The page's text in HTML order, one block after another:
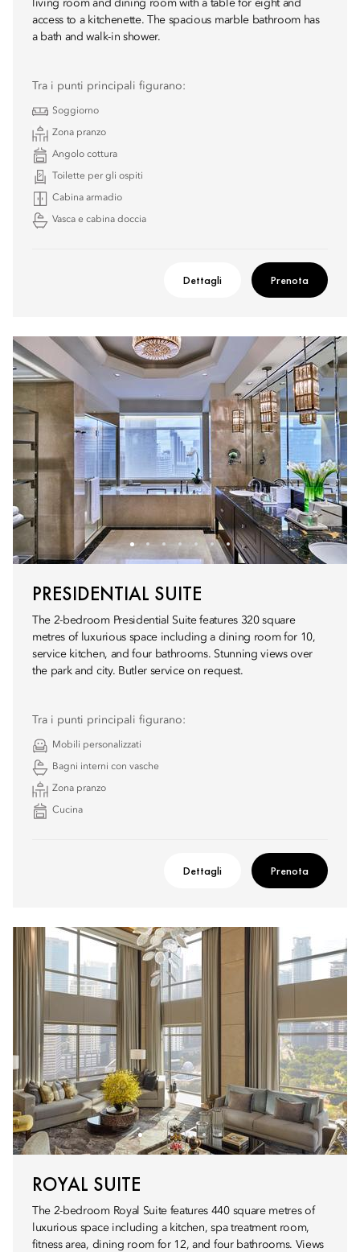
living room and dining room with a table for eight and
access to a kitchenette. The spacious marble bathroom has
a bath and walk-in shower.
Tra i punti principali figurano:
Soggiorno
Zona pranzo
Angolo cottura
Toilette per gli ospiti
Cabina armadio
Vasca e cabina doccia
Dettagli Prenota
PRESIDENTIAL SUITE
The 2-bedroom Presidential Suite features 320 square
metres of luxurious space including a dining room for 10,
service kitchen, and four bathrooms. Stunning views over
the park and city. Butler service on request.
Tra i punti principali figurano:
Mobili personalizzati
Bagni interni con vasche
Zona pranzo
Cucina
Dettagli Prenota
ROYAL SUITE
The 2-bedroom Royal Suite features 440 square metres of
luxurious space including a kitchen, spa treatment room,
fitness area, dining room for 12, and four bathrooms. Views